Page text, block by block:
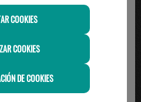
ADIDAS
adidas RUNFALCON 5 Junior con
29.00€
COOKIES
COOKIES
DE COOKIES